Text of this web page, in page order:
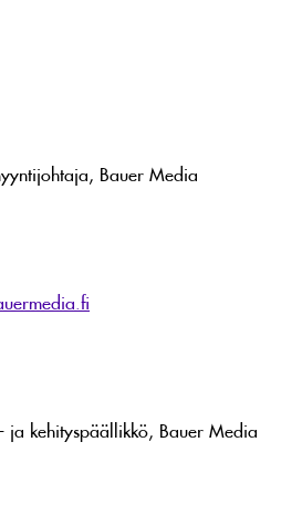
Bauer Media
ja kehityspäällikkö, Bauer Media